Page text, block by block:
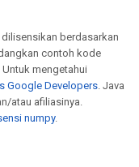
berdasarkan
contoh kode
Untuk mengetahui
Google Developers. Java
atau afiliasinya.
numpy.